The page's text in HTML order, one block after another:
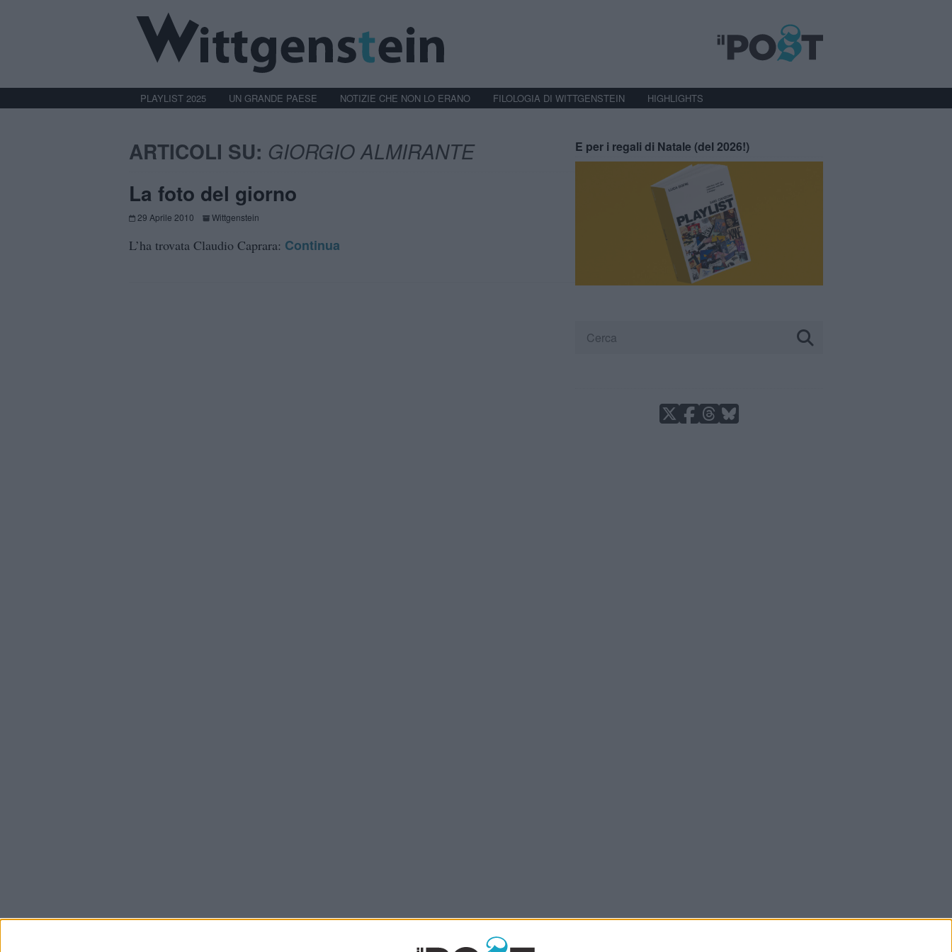
PLAYLIST 2025 UN GRANDE PAESE NOTIZIE CHE NON LO ERANO FILOLOGIA DI WITTGENSTEIN HIGHLIGHTS
ARTICOLI SU: GIORGIO ALMIRANTE
La foto del giorno
29 Aprile 2010 Wittgenstein
L’ha trovata Claudio Caprara: Continua
E per i regali di Natale (del 2026!)